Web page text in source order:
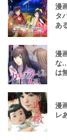
漫
タ
あ
漫
な
は
漫
レ